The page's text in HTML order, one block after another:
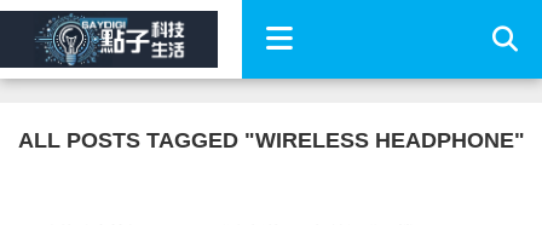
ALL POSTS TAGGED "WIRELESS HEADPHONE"